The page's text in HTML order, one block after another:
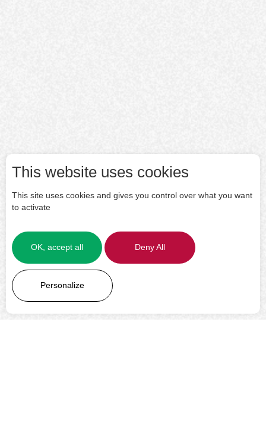
This website uses cookies
This site uses cookies and gives you control over what you want
to activate
OK, accept all Deny All
Personalize